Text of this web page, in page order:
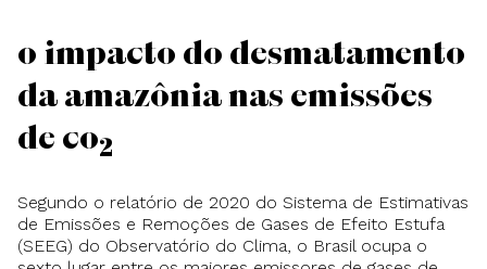
O impacto do desmatamento
da Amazônia nas emissões
de CO2
Segundo o relatório de 2020 do Sistema de Estimativas
de Emissões e Remoções de Gases de Efeito Estufa
(SEEG) do Observatório do Clima, o Brasil ocupa o